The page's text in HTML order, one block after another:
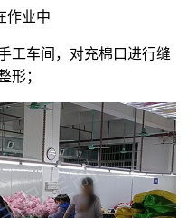
作业中
工车间，对充棉口进行缝
形；